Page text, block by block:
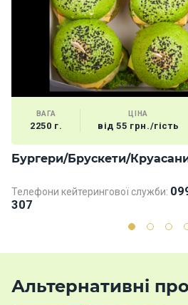
ВАГА
2250 г.
ЦІНА
від 55 грн./гість
Бургери/Брускети/
Телефони кейтерингової служби:
307
Альтернативні